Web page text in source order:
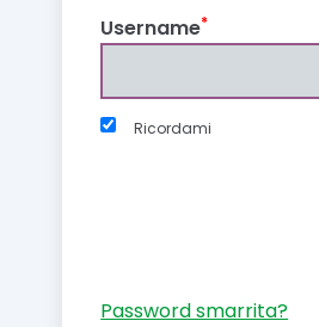
Username*
Ricordami
Password smarrita?